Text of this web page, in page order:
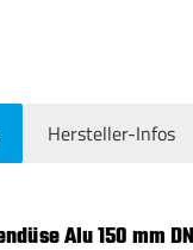
Hersteller-Infos
Alu 150 mm